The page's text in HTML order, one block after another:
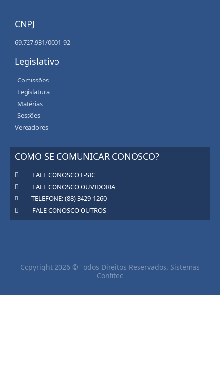
CNPJ
69.727.931/0001-92
Legislativo
Comissões
Legislatura
Matérias
Sessões
Vereadores
COMO SE COMUNICAR CONOSCO?
FALE CONOSCO E-SIC
FALE CONOSCO OUVIDORIA
TELEFONE: (88) 3429-1260
FALE CONOSCO OUTROS
Copyright 2026 © Todos Direitos Reservados. Sistemas
Confitec